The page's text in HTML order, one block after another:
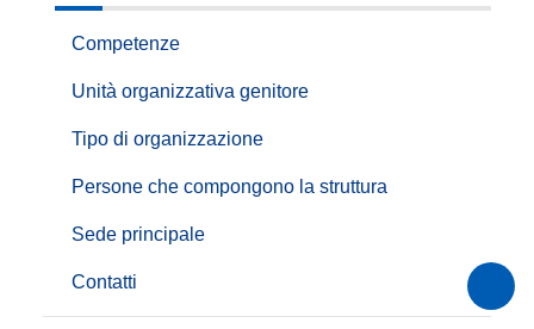
Competenze
Unità organizzativa genitore
Tipo di organizzazione
Persone che compongono la struttura
Sede principale
Contatti